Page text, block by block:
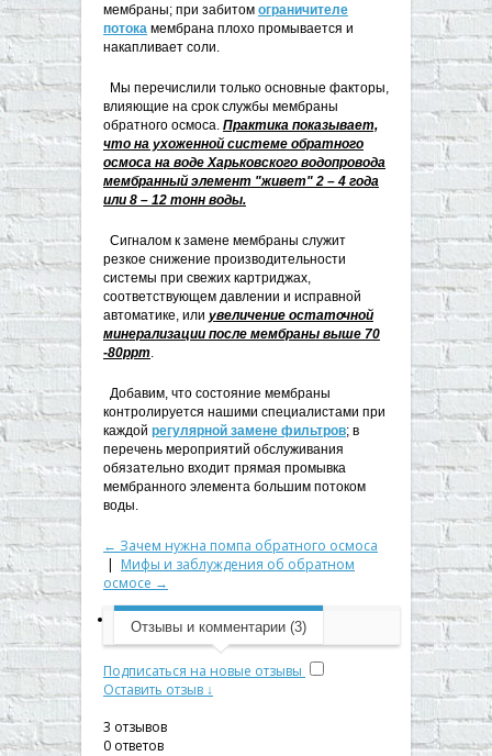
мембраны; при забитом ограничителе
потока мембрана плохо промывается и
накапливает соли.
Мы перечислили только основные факторы,
влияющие на срок службы мембраны
обратного осмоса. Практика показывает,
что на ухоженной системе обратного
осмоса на воде Харьковского водопровода
мембранный элемент "живет" 2 – 4 года
или 8 – 12 тонн воды.
Сигналом к замене мембраны служит
резкое снижение производительности
системы при свежих картриджах,
соответствующем давлении и исправной
автоматике, или увеличение остаточной
минерализации после мембраны выше 70
-80ppm
Добавим, что состояние мембраны
контролируется нашими специалистами при
каждой регулярной замене фильтров; в
перечень мероприятий обслуживания
обязательно входит прямая промывка
мембранного элемента большим потоком
воды.
← Зачем нужна помпа обратного осмоса
| Мифы и заблуждения об обратном
осмосе →
Отзывы и комментарии (3)
Подписаться на новые отзывы
Оставить отзыв ↓
3 отзывов
0 ответов